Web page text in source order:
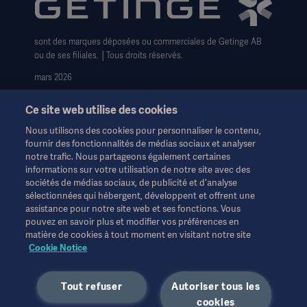
sont des marques déposées ou commerciales de Getinge AB
ou de ses filiales. │Tous droits réservés.
mars 2026
Ces informations sont destinées exclusivement aux
professionnels de la santé ou à d'autres publics professionnels
et sont fournies à titre d'information uniquement. Elles ne sont
pas exhaustives et ne remplacent en aucun cas le mode
d'emploi, le manuel d'entretien ou les conseils médicaux.
Getinge n'assume aucune responsabilité pour toute action ou
omission d'une partie basée sur ce matériel, et l'utilisateur s'y fie
Toute thérapie, solution ou produit mentionné peut ne pas être
disponible ou autorisé dans votre pays. Les informations ne
peuvent être copiées ou utilisées, en tout ou en partie, sans
Ce site web utilise des cookies
Nous utilisons des cookies pour personnaliser le contenu,
fournir des fonctionnalités de médias sociaux et analyser
notre trafic. Nous partageons également certaines
informations sur votre utilisation de notre site avec des
sociétés de médias sociaux, de publicité et d'analyse
sélectionnées qui hébergent, développent et offrent une
assistance pour notre site web et ses fonctions. Vous
pouvez en savoir plus et modifier vos préférences en
matière de cookies à tout moment en visitant notre site
Cookie Notice
Autoriser tous les
cookies
Tout refuser